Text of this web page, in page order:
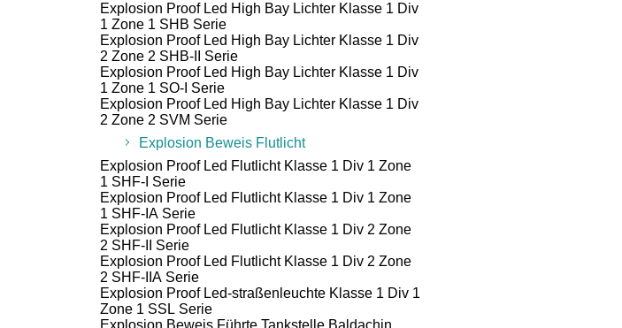
Explosion Proof Led High Bay Lichter Klasse 1 Div
1 Zone 1 SHB Serie
Explosion Proof Led High Bay Lichter Klasse 1 Div
2 Zone 2 SHB-II Serie
Explosion Proof Led High Bay Lichter Klasse 1 Div
1 Zone 1 SO-I Serie
Explosion Proof Led High Bay Lichter Klasse 1 Div
2 Zone 2 SVM Serie
Explosion Beweis Flutlicht
Explosion Proof Led Flutlicht Klasse 1 Div 1 Zone
1 SHF-I Serie
Explosion Proof Led Flutlicht Klasse 1 Div 1 Zone
1 SHF-IA Serie
Explosion Proof Led Flutlicht Klasse 1 Div 2 Zone
2 SHF-II Serie
Explosion Proof Led Flutlicht Klasse 1 Div 2 Zone
2 SHF-IIA Serie
Explosion Proof Led-straßenleuchte Klasse 1 Div 1
Zone 1 SSL Serie
Explosion Beweis Führte Tankstelle Baldachin